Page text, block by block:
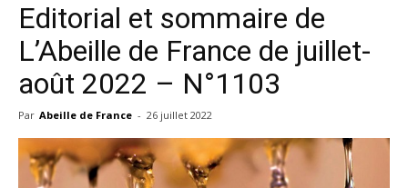
Editorial et sommaire de
L’Abeille de France de juillet-
août 2022 – N°1103
Par Abeille de France - 26 juillet 2022